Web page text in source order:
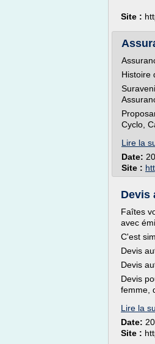
Site :
Histoire
Cyclo,
Lire la
Date:
Site :
Devis
Faîtes
avec
C'est
Devis
Devis
Devis
femme,
Lire la
Date:
Site :